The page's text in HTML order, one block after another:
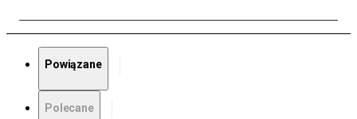
Powiązane
Polecane